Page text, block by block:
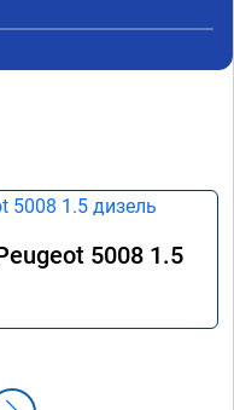
5008 1.5